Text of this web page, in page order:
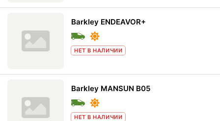
Barkley ENDEAVOR+
НЕТ В НАЛИЧИИ
Barkley MANSUN B05
НЕТ В НАЛИЧИИ